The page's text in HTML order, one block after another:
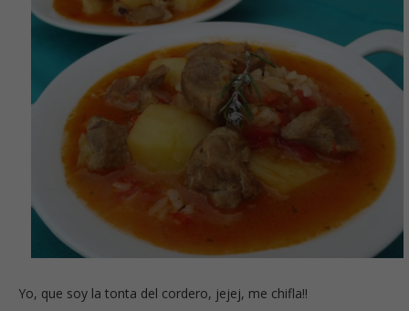
Yo, que soy la tonta del cordero, jejej, me chifla!!